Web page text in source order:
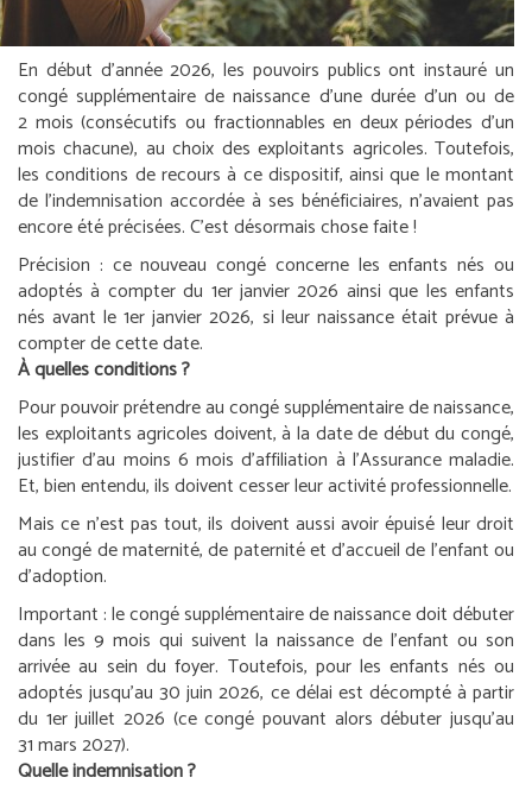
En début d’année 2026, les pouvoirs publics ont instauré un
congé supplémentaire de naissance d’une durée d’un ou de
2 mois (consécutifs ou fractionnables en deux périodes d’un
mois chacune), au choix des exploitants agricoles. Toutefois,
les conditions de recours à ce dispositif, ainsi que le montant
de l’indemnisation accordée à ses bénéficiaires, n’avaient pas
encore été précisées. C’est désormais chose faite !
Précision : ce nouveau congé concerne les enfants nés ou
adoptés à compter du 1erjanvier 2026 ainsi que les enfants
nés avant le 1er janvier 2026, si leur naissance était prévue à
compter de cette date.
À quelles conditions ?
Pour pouvoir prétendre au congé supplémentaire de naissance,
les exploitants agricoles doivent, à la date de début du congé,
justifier d’au moins 6 mois d’affiliation à l’Assurance maladie.
Et, bien entendu, ils doivent cesser leur activité professionnelle.
Mais ce n’est pas tout, ils doivent aussi avoir épuisé leur droit
au congé de maternité, de paternité et d’accueil de l’enfant ou
d’adoption.
Important :le congé supplémentaire de naissance doit débuter
dans les 9 mois qui suivent la naissance de l’enfant ou son
arrivée au sein du foyer. Toutefois, pour les enfants nés ou
adoptés jusqu’au 30 juin 2026, ce délai est décompté à partir
du 1erjuillet 2026 (ce congé pouvant alors débuter jusqu’au
31 mars 2027).
Quelle indemnisation ?